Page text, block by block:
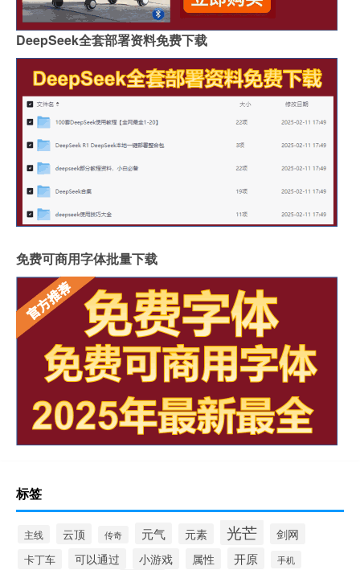
DeepSeek全套部署资料免费下载
免费可商用字体批量下载
标签
主线 云顶 传奇 元气 元素 光芒 剑网
卡丁车 可以通过 小游戏 属性 开原 手机